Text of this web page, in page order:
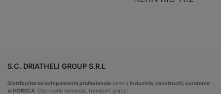
S.C. DRIATHELI GROUP S.R.L
Distribuitor de echipamente profesionale pentru industrie, constructii, curatenie
si HORECA. Distributie nationala, transport gratuit.